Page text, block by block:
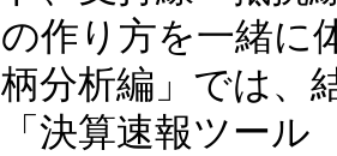
の作り方を一緒に
柄分析編」では、
「決算速報ツー